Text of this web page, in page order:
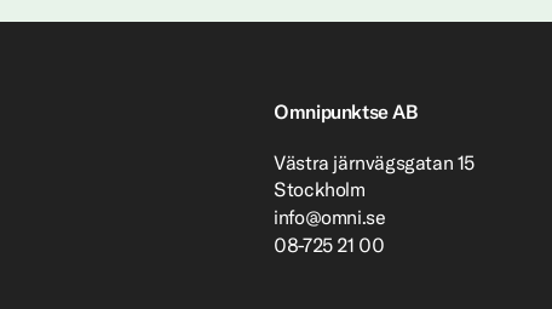
Omnipunktse AB
Västra järnvägsgatan 15
Stockholm
info@omni.se
08-725 21 00